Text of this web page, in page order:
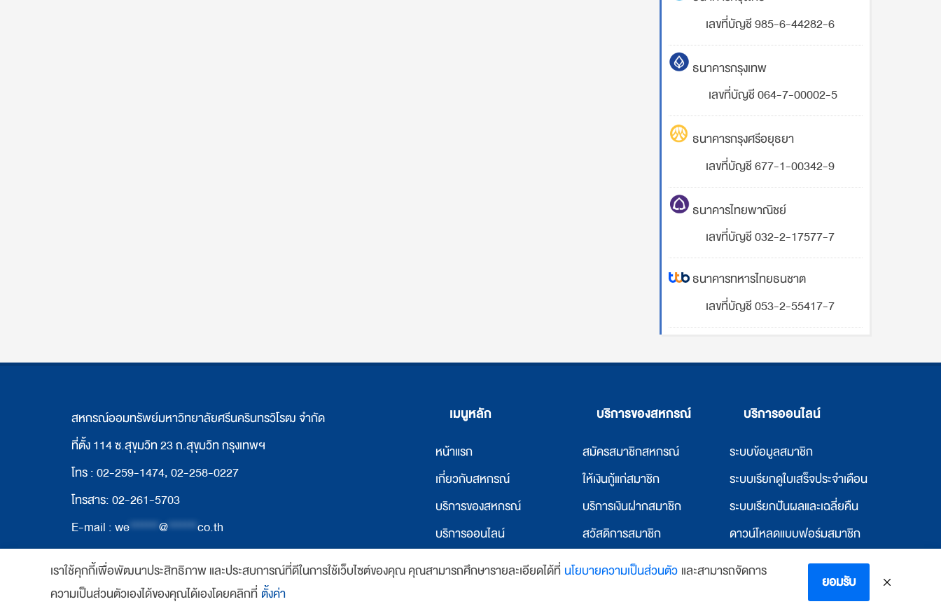
เลขที่บัญชี 985-6-44282-6
ธนาคารกรุงเทพ
เลขที่บัญชี 064-7-00002-5
ธนาคารกรุงศรีอยุธยา
เลขที่บัญชี 677-1-00342-9
ธนาคารไทยพาณิชย์
เลขที่บัญชี 032-2-17577-7
ธนาคารทหารไทยธนชาต
เลขที่บัญชี 053-2-55417-7
สหกรณ์ออมทรัพย์มหาวิทยาลัยศรีนครินทรวิโรฒ จำกัด
ที่ตั้ง 114 ซ.สุขุมวิท 23 ถ.สุขุมวิท กรุงเทพฯ
โทร : 02-259-1474, 02-258-0227
โทรสาร: 02-261-5703
E-mail :we*******@*******co.th
Copyright 2018 www.swutcc.co.th Powered byบ้านเว็บไซต์
เมนูหลัก
หน้าแรก
เกี่ยวกับสหกรณ์
บริการของสหกรณ์
บริการออนไลน์
ข่าวสารและกิจกรรม
บริการของสหกรณ์
สมัครสมาชิกสหกรณ์
ให้เงินกู้แก่สมาชิก
บริการเงินฝากสมาชิก
สวัสดิการสมาชิก
ให้เงินกู้แก่สหกรณ์อื่น
บริการออนไลน์
ระบบข้อมูลสมาชิก
ระบบเรียกดูใบเสร็จประจำเดือน
ระบบเรียกปันผลและเฉลี่ยคืน
ดาวน์โหลดแบบฟอร์มสมาชิก
ดาวน์โหลดแบบฟอร์มสหกรณ์
เราใช้คุกกี้เพื่อพัฒนาประสิทธิภาพ และประสบการณ์ที่ดีในการใช้เว็บไซต์ของคุณ คุณสามารถศึกษารายละเอียดได้ที่ นโยบายความเป็นส่วนตัว และสามารถจัดการ
ความเป็นส่วนตัวเองได้ของคุณได้เองโดยคลิกที่ ตั้งค่า
ยอมรับ